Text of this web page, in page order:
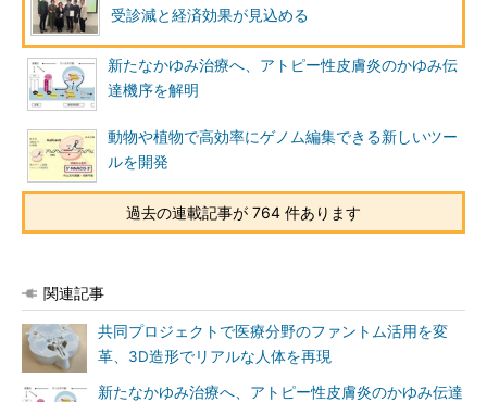
受診減と経済効果が見込める
新たなかゆみ治療へ、アトピー性皮膚炎のかゆみ伝
達機序を解明
動物や植物で高効率にゲノム編集できる新しいツー
ルを開発
過去の連載記事が 764 件あります
関連記事
共同プロジェクトで医療分野のファントム活用を変
革、3D造形でリアルな人体を再現
新たなかゆみ治療へ、アトピー性皮膚炎のかゆみ伝達